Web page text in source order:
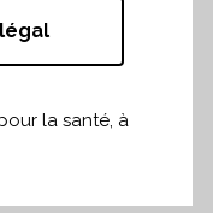
pleine
le
ce
la santé, à